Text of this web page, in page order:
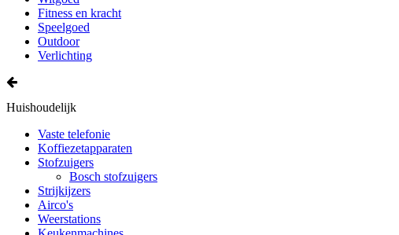
Fitness en kracht
Speelgoed
Outdoor
Verlichting
Huishoudelijk
Vaste telefonie
Koffiezetapparaten
Stofzuigers
Bosch stofzuigers
Strijkijzers
Airco's
Weerstations